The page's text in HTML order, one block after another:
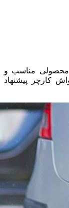
محصولی مناسب و
کارچر پیشنهاد